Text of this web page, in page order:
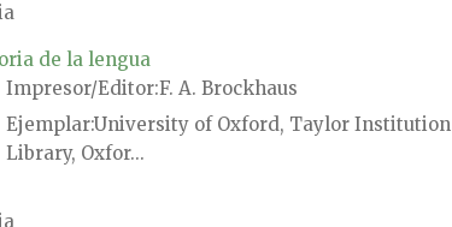
de la lengua
Impresor/Editor F. A. Brockhaus
EjemplarUniversity of Oxford, Taylor Institution
Library, Oxfor...